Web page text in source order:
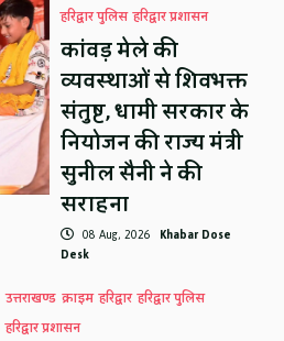
हरिद्वार पुलिस हरिद्वार प्रशासन
कांवड़ मेले की
व्यवस्थाओं से शिवभक्त
संतुष्ट, धामी सरकार के
नियोजन की राज्य मंत्री
सुनील सैनी ने की
सराहना
08 Aug, 2026 Khabar Dose
Desk
उत्तराखण्ड क्राइम हरिद्वार हरिद्वार पुलिस
हरिद्वार प्रशासन